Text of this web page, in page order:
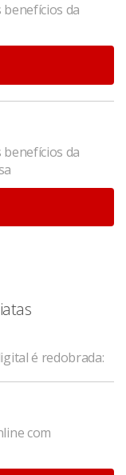
da
da
é redobrada:
com